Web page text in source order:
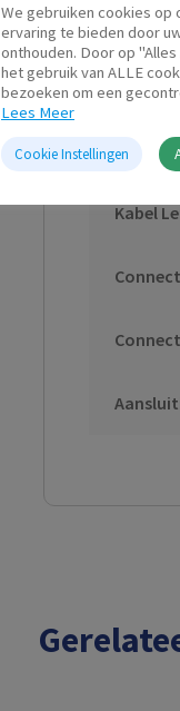
Kabel
We gebruiken cookies op
ervaring te bieden door
onthouden. Door op
het gebruik van ALLE
bezoeken om een
Lees Meer
Cookie Instellingen